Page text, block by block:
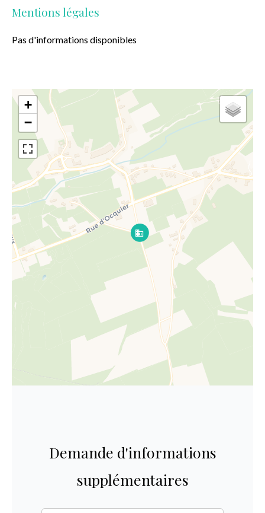
Mentions légales
Pas d'informations disponibles
+
−
Demande d'informations
supplémentaires